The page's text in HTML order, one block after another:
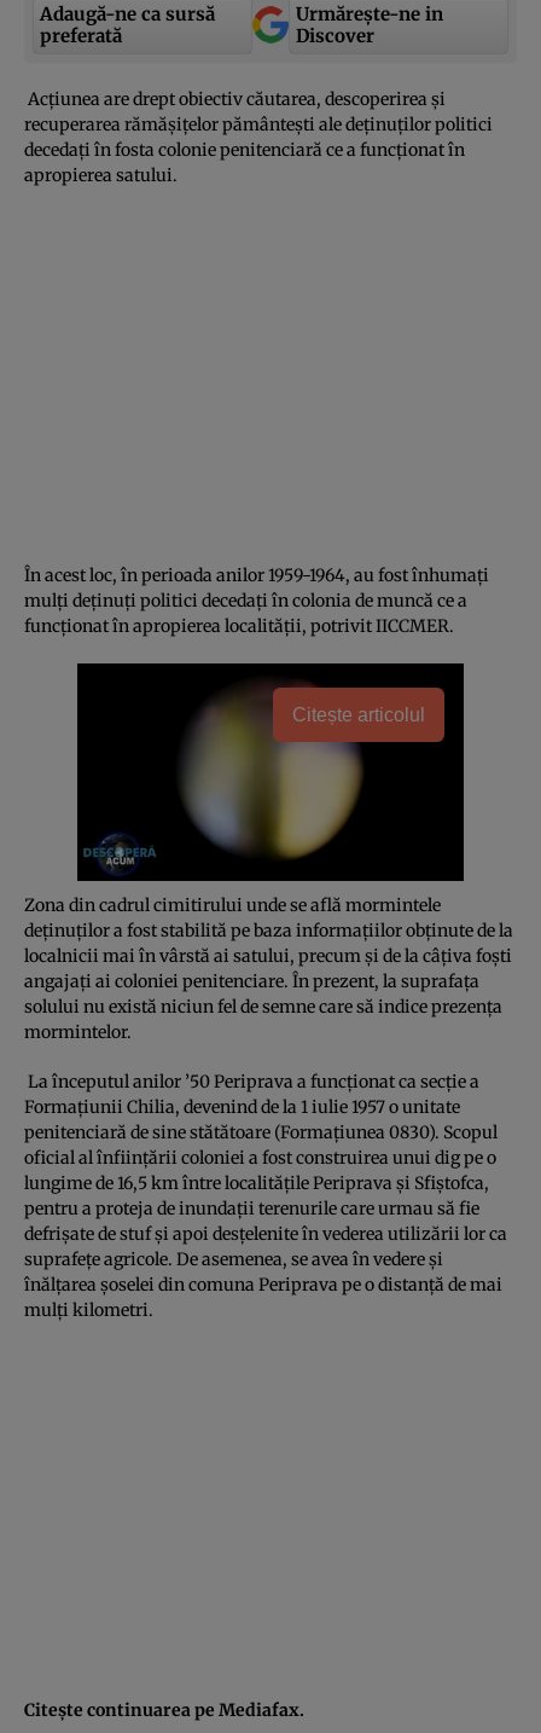
Adaugă-ne ca sursă
preferată
Urmărește-ne in
Discover
Acţiunea are drept obiectiv căutarea, descoperirea şi
recuperarea rămăşiţelor pământeşti ale deţinuţilor politici
decedaţi în fosta colonie penitenciară ce a funcţionat în
apropierea satului.
În acest loc, în perioada anilor 1959-1964, au fost înhumaţi
mulţi deţinuţi politici decedaţi în colonia de muncă ce a
funcţionat în apropierea localităţii, potrivit IICCMER.
Citește articolul
Zona din cadrul cimitirului unde se află mormintele
deţinuţilor a fost stabilită pe baza informaţiilor obţinute de la
localnicii mai în vârstă ai satului, precum şi de la câţiva foşti
angajaţi ai coloniei penitenciare. În prezent, la suprafaţa
solului nu există niciun fel de semne care să indice prezenţa
mormintelor.
La începutul anilor ’50 Periprava a funcţionat ca secţie a
Formaţiunii Chilia, devenind de la 1 iulie 1957 o unitate
penitenciară de sine stătătoare (Formaţiunea 0830). Scopul
oficial al înfiinţării coloniei a fost construirea unui dig pe o
lungime de 16,5 km între localităţile Periprava şi Sfiştofca,
pentru a proteja de inundaţii terenurile care urmau să fie
defrişate de stuf şi apoi desţelenite în vederea utilizării lor ca
suprafeţe agricole. De asemenea, se avea în vedere şi
înălţarea şoselei din comuna Periprava pe o distanţă de mai
mulţi kilometri.
Citeşte continuarea pe Mediafax.